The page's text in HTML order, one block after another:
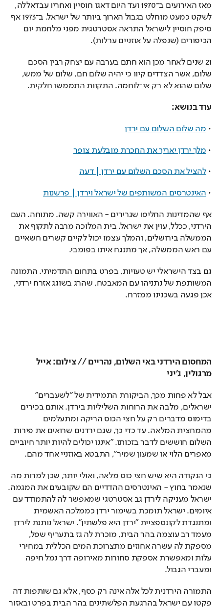
מאז האירועים ב־1970 ועד היום דאגו חוסיין ואחריו עבדאללה,
לשקט כמעט מוחלט בגבול הארוך ביותר של ישראל. ב־1973 אף
סיפק חוסיין לישראל התראה אסטרטגית מפני מלחמת יום
הכיפורים (שנפלה על אוזניים ערלות).
21 שנים לאחר מכן הוא חתם בערבה עם יצחק רבין הסכם
שלום, אשר הצדדים קיוו כי יהיה שלום חם, שלום של ממש,
שלום שהוא לא רק אי־לוחמה. התקוות התממשו חלקית.
עוד בנושא:
מה שלום השלום עם ירדן
מלך ירדן יאריך את החכרת מובלעת צופר
להציל את הסכם השלום עם ירדן | דעה
האינטרסים המשותפים של ישראל וירדן | פרשנות
אף שהמדינות החליפו שגרירים - האווירה קשה. מתוחה. העם
הירדני, ככלל, עוין את ישראל. בית המלוכה מרבה לתקוף את
הממשלה בירושלים, והמלך עצמו יכול לקיים קשרים חשאיים
עם ראש הממשלה, אך מתנגח איתו בפומבי.
גם בצד הישראלי יש טעויות, בפרט בתחום התדמיתי. התמונה
המשותפת של נתניהו עם המאבטח, שהרג בשוגג אזרח ירדני,
אכן פגעה בשכנינו ממזרח.
המחסום הירדני באי השלום, נהריים // צילום: אייל
מרגולין, ג'יני
אבל לא פחות מכך, הביקורת התמידית של "לשעברים"
ישראלים, מלבה את הרוחות השליליות בירדן. אותם בכירים
בדימוס מדברים רק על חצי הכוס הריקה ומתעלמים
מהמחצית המלאה. עד כדי כך, שגם ירדנים שרואים את פירות
השלום חוששים לדבר בזכותו. "איננו יכולים להיות יותר חיוביים
מאפרים הלוי או שמעון שמיר", התבטא באוזניי אחד מהם.
כי הנקודה היא שיש חצי כוס מלאה, ואולי יותר, שכן למרות מה
שנאמר בחוץ - האינטרסים ההדדיים הם שקובעים את המגמה.
ישראל מעניקה לירדן גב אסטרטגי שמאפשר לה להתמודד עם
איומים. ישראל תומכת בשימור ירדן כממלכה האשמית
ומתנגדת לקונספציית "ירדן היא פלשתין". ישראל נותנת לירדן
מעמד רב עוצמה בהר הבית, מוכרת לה גז בתעריף שפל,
מספקת לה עשרה אחוזים מתצרוכת המים הכללית במחירי
עלות ומאפשרת אספקת סחורות מאירופה דרך נמל חיפה
ומעברי הגבול.
התמורה הירדנית לכל אלה אינה רק כסף, אלא גם שותפות דה
פקטו עם ישראל בהרגעת הפלשתינים בהר הבית בפרט ובאזור